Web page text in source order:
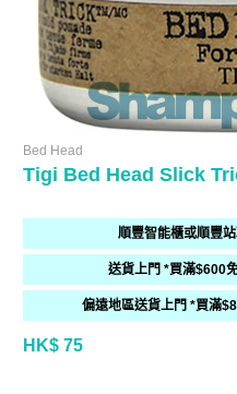
Bed Head
Tigi Bed Head Slick
順豐智能櫃或順豐
送貨上門 *買滿$600
偏遠地區送貨上門 *買滿
HK$ 75